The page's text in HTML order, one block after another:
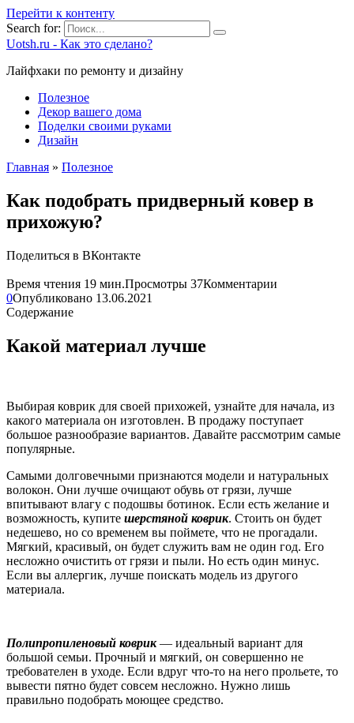
Перейти к контенту
Search for:
Uotsh.ru - Как это сделано?
Лайфхаки по ремонту и дизайну
Полезное
Декор вашего дома
Поделки своими руками
Дизайн
Главная » Полезное
Как подобрать придверный ковер в
прихожую?
Поделиться в ВКонтакте
Время чтения 19 мин.Просмотры 37Комментарии
0Опубликовано 13.06.2021
Содержание
Какой материал лучше
Выбирая коврик для своей прихожей, узнайте для начала, из
какого материала он изготовлен. В продажу поступает
большое разнообразие вариантов. Давайте рассмотрим самые
популярные.
Самыми долговечными признаются модели и натуральных
волокон. Они лучше очищают обувь от грязи, лучше
впитывают влагу с подошвы ботинок. Если есть желание и
возможность, купите шерстяной коврик. Стоить он будет
недешево, но со временем вы поймете, что не прогадали.
Мягкий, красивый, он будет служить вам не один год. Его
несложно очистить от грязи и пыли. Но есть один минус.
Если вы аллергик, лучше поискать модель из другого
материала.
Полипропиленовый коврик— идеальный вариант для
большой семьи. Прочный и мягкий, он совершенно не
требователен в уходе. Если вдруг что-то на него прольете, то
вывести пятно будет совсем несложно. Нужно лишь
правильно подобрать моющее средство.